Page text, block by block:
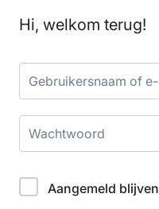
Hi, welkom terug!
Aangemeld blijven